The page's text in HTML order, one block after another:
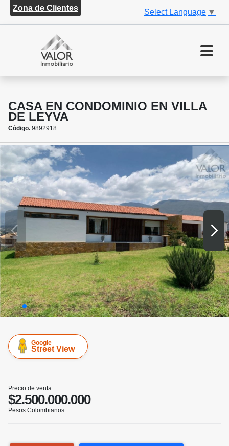
Zona de Clientes Select Language ▼
CASA EN CONDOMINIO EN VILLA
DE LEYVA
Código. 9892918
Google
Street View
Precio de venta
$2.500.000.000
Pesos Colombianos